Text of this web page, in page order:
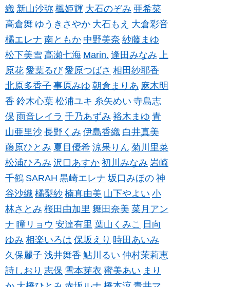
織 新山沙弥 楓姫輝 大石のぞみ 亜希菜
高倉舞 ゆうきさやか 大石もえ 大倉彩音
橘エレナ 南ともか 中野美奈 紗藤まゆ
松下美雪 高瀬七海 Marin. 逢田みなみ 上
原花 愛葉るび 愛原つばさ 相田紗耶香
北原多香子 事原みゆ 朝倉まりあ 麻木明
香 鈴木心葉 松浦ユキ 糸矢めい 寺島志
保 雨音レイラ 千乃あずみ 裕木まゆ 青
山亜里沙 長野くみ 伊島香織 白井真美
藤原ひとみ 夏目優希 涼果りん 菊川里菜
松浦ひろみ 沢口あすか 初川みなみ 岩崎
千鶴 SARAH 黒崎エレナ 坂口みほの 神
谷沙織 橘梨紗 楠真由美 山下やよい 小
林さとみ 桜田由加里 舞田奈美 菜月アン
ナ 瞳リョウ 安達有里 葉山くみこ 日向
ゆみ 相楽いろは 保坂えり 時田あいみ
久保麗子 浅井舞香 鮎川るい 仲村茉莉恵
詩しおり 志保 雪本芽衣 蜜美あい まり